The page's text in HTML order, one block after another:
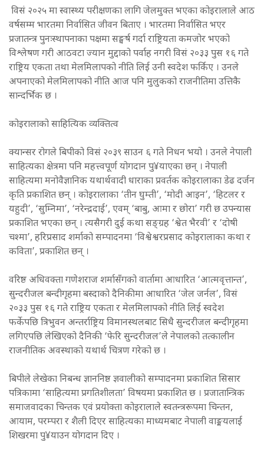
विसं २०२५ मा स्वास्थ्य परीक्षणका लागि जेलमुक्त भएका कोइरालाले आठ
वर्षसम्म भारतमा निर्वासित जीवन बिताए । भारतमा निर्वासित भएर
प्रजातन्त्र पुनःस्थापनाका पक्षमा सङ्घर्ष गर्दा राष्ट्रियता कमजोर भएको
विश्लेषण गरी आठवटा ज्यान मुद्दाको पर्वाह नगरी विसं २०३३ पुस १६ गते
राष्ट्रिय एकता तथा मेलमिलापको नीति लिई उनी स्वदेश फर्किए । उनले
अपनाएको मेलमिलापको नीति आज पनि मुलुकको राजनीतिमा उत्तिकै
सान्दर्भिक छ ।
कोइरालाको साहित्यिक व्यक्तित्व
क्यान्सर रोगले बिपीको विसं २०३९ साउन ६ गते निधन भयो । उनले नेपाली
साहित्यका क्षेत्रमा पनि महत्त्वपूर्ण योगदान पु¥याएका छन् । नेपाली
साहित्यमा मनोवैज्ञानिक यथार्थवादी धाराका प्रवर्तक कोइरालाका डेढ दर्जन
कृति प्रकाशित छन् । कोइरालाका ‘तीन घुम्ती’, ‘मोदी आइन’, ‘हिटलर र
यहुदी’, ‘सुम्निमा’, ‘नरेन्द्रदाई’, एवम् ‘बाबु, आमा र छोरा’ गरी छ उपन्यास
प्रकाशित भएका छन् । त्यसैगरी दुई कथा सङ्ग्रह ‘श्वेत भैरवी’ र ‘दोषी
चश्मा’, हरिप्रसाद शर्माको सम्पादनमा ‘विश्वेश्वरप्रसाद कोइरालाका कथा र
कविता’, प्रकाशित छन् ।
वरिष्ठ अधिवक्ता गणेशराज शर्मासँगको वार्तामा आधारित ‘आत्मवृत्तान्त’,
सुन्दरीजल बन्दीगृहमा बस्दाको दैनिकीमा आधारित ‘जेल जर्नल’, विसं
२०३३ पुस १६ गते राष्ट्रिय एकता र मेलमिलापको नीति लिई स्वदेश
फर्केपछि त्रिभुवन अन्तर्राष्ट्रिय विमानस्थलबाट सिधै सुन्दरीजल बन्दीगृहमा
लगिएपछि लेखिएको दैनिकी ‘फेरि सुन्दरीजल’ले नेपालको तत्कालीन
राजनीतिक अवस्थाको यथार्थ चित्रण गरेको छ ।
बिपीले लेखेका निबन्ध ज्ञाननिष्ठ ज्ञवालीको सम्पादनमा प्रकाशित सिसार
पत्रिकामा ‘साहित्यमा प्रगतिशीलता’ विषयमा प्रकाशित छ । प्रजातान्त्रिक
समाजवादका चिन्तक एवं प्रयोक्ता कोइरालाले स्वतन्त्ररूपमा चिन्तन,
आयाम, परम्परा र शैली दिएर साहित्यका माध्यमबाट नेपाली वाङ्मयलाई
शिखरमा पु¥याउन योगदान दिए ।